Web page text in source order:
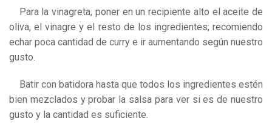
Para la vinagreta, poner en un recipiente alto el aceite de
oliva, el vinagre y el resto de los ingredientes; recomiendo
echar poca cantidad de curry e ir aumentando según nuestro
gusto.
Batir con batidora hasta que todos los ingredientes estén
bien mezclados y probar la salsa para ver si es de nuestro
gusto y la cantidad es suficiente.